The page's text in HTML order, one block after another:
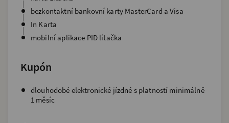
bezkontaktní bankovní karty MasterCard a Visa
In Karta
mobilní aplikace PID lítačka
Kupón
dlouhodobé elektronické jízdné s platností minimálně
1 měsíc